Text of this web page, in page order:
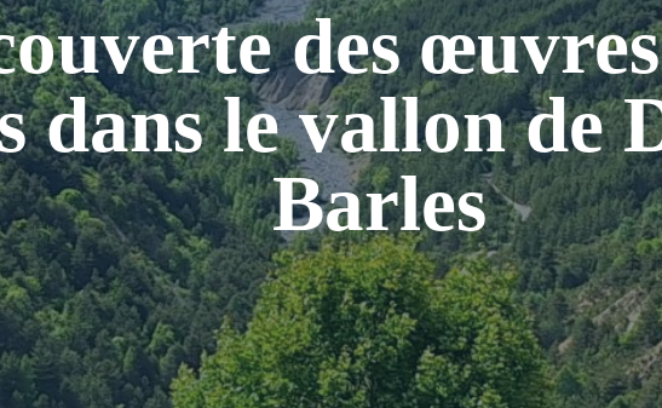
des
dans le vallon de
Barles